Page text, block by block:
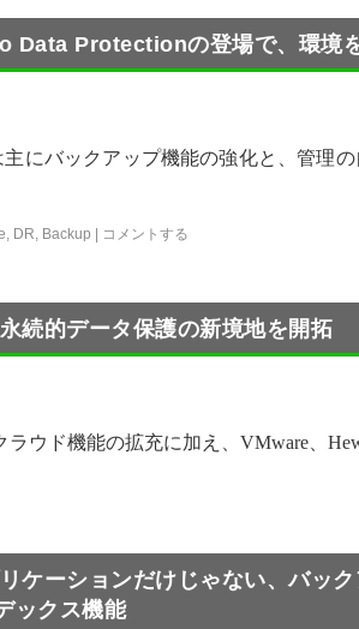
Data Protectionの登場で、環境
にバックアップ機能の強化と、管理
, DR, Backup | コメントする
続的データ保護の新境地を開拓
ウド機能の拡充に加え、VMware、
ケーションだけじゃない、バッ
ックス機能